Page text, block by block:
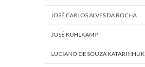
JOSÉ CARLOS ALVES DA ROCHA
JOSÉ KUHLKAMP
LUCIANO DE SOUZA KATARINHUK